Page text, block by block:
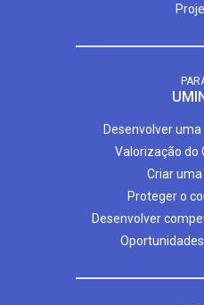
Desenvolver
Valorização do
Criar
Proteger o
Desenvolver